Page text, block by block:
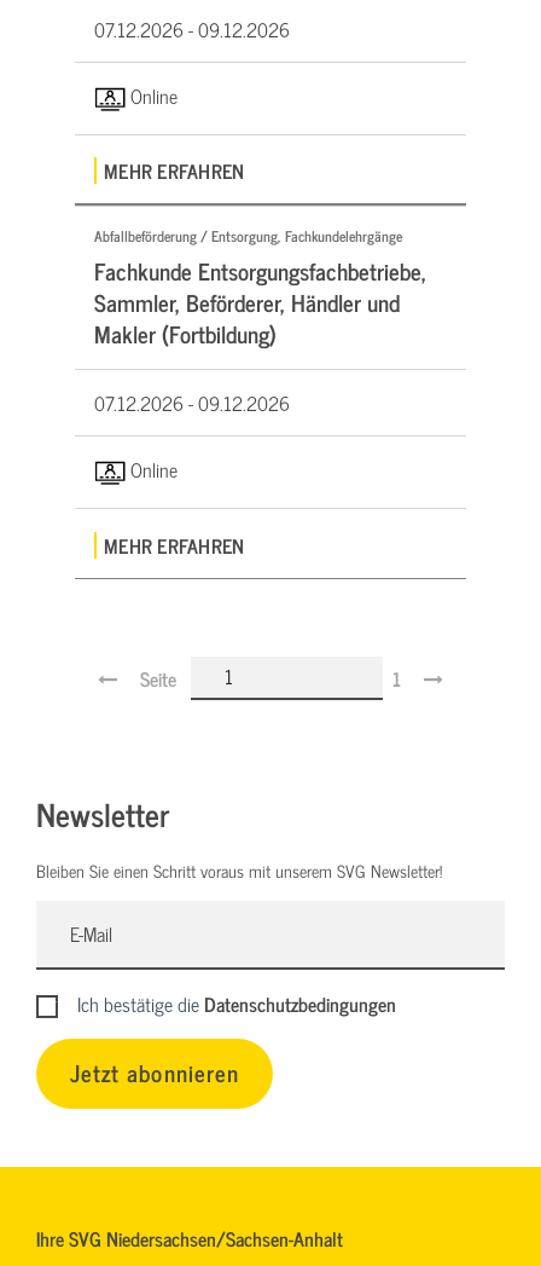
07.12.2026 -09.12.2026
Online
MEHR ERFAHREN
Abfallbeförderung / Entsorgung, Fachkundelehrgänge
Fachkunde Entsorgungsfachbetriebe,
Sammler, Beförderer, Händler und
Makler (Fortbildung)
07.12.2026 -09.12.2026
Online
MEHR ERFAHREN
Seite 1
Newsletter
Bleiben Sie einen Schritt voraus mit unserem SVG Newsletter!
Ich bestätige dieDatenschutzbedingungen
Jetzt abonnieren
Ihre SVG Niedersachsen/Sachsen-Anhalt